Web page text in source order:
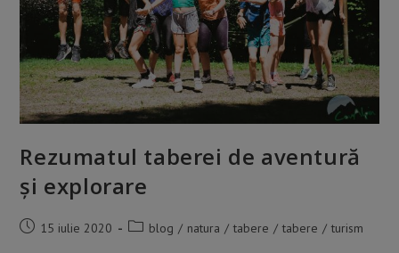
Rezumatul taberei de aventură
și explorare
Post15 iulie 2020
Postblog / natura / tabere / tabere / turism